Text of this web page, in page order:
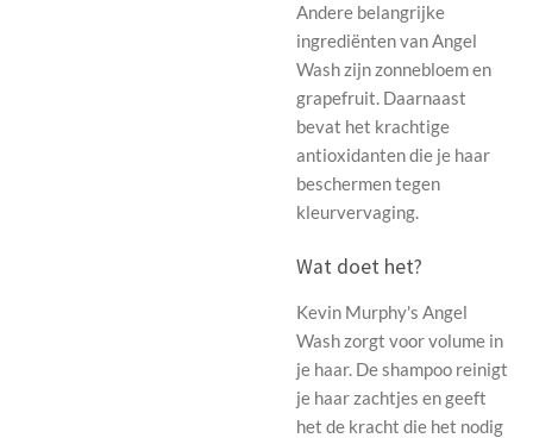
Andere belangrijke
ingrediënten van Angel
Wash zijn zonnebloem en
grapefruit. Daarnaast
bevat het krachtige
antioxidanten die je haar
beschermen tegen
kleurvervaging.
Wat doet het?
Kevin Murphy's Angel
Wash zorgt voor volume in
je haar. De shampoo reinigt
je haar zachtjes en geeft
het de kracht die het nodig